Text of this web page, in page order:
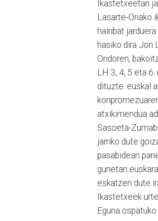
Ikastetxeetan
Lasarte-Oriako
hainbat
hasiko dira Jon
Ondoren,
LH 3, 4, 5 eta
dituzte: euskal
atxikimendua
Sasoeta-
jarriko dute
pasabidean
gunetan
eskatzen dute
Ikastetxeek
Eguna ospatuko